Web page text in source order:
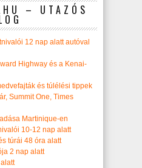
– UTAZÓS
12 nap alatt autóval
Highway és a Kenai-
és túlélési tippek
Summit One, Times
Martinique-en
10-12 nap alatt
túrái 48 óra alatt
2 nap alatt